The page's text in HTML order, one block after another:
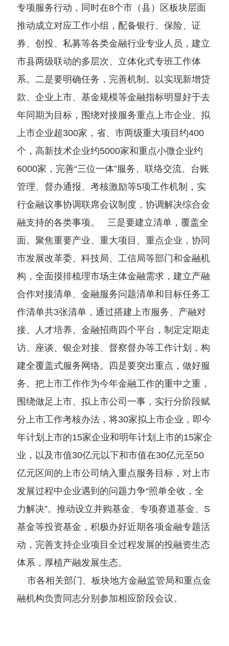
专项服务行动，同时在8个市（县）区板块层面
推动成立对应工作小组，配备银行、保险、证
券、创投、私募等各类金融行业专业人员，建立
市县两级联动的多层次、立体化式专班工作体
系。二是要明确任务，完善机制。以实现新增贷
款、企业上市、基金规模等金融指标明显好于去
年同期为目标，围绕对接服务重点上市企业、拟
上市企业超300家，省、市两级重大项目约400
个，高新技术企业约5000家和重点小微企业约
6000家，完善“三位一体”服务、联络交流、台账
管理、督办通报、考核激励等5项工作机制，实
行金融议事协调联席会议制度，协调解决综合金
融支持的各类事项。 三是要建立清单，覆盖全
面。聚焦重要产业、重大项目、重点企业，协同
市发展改革委、科技局、工信局等部门和金融机
构，全面摸排梳理市场主体金融需求，建立产融
合作对接清单、金融服务问题清单和目标任务工
作清单共3张清单，通过搭建上市服务、产融对
接、人才培养、金融招商四个平台，制定定期走
访、座谈、银企对接、督察督办等工作计划，构
建全覆盖式服务网络。四是要突出重点，做好服
务。把上市工作作为今年金融工作的重中之重，
围绕做足上市、拟上市公司一事，实行分阶段赋
分上市工作考核办法，将30家拟上市企业，即今
年计划上市的15家企业和明年计划上市的15家企
业，以及市值30亿元以下和市值在30亿元至50
亿元区间的上市公司纳入重点服务目标，对上市
发展过程中企业遇到的问题力争“照单全收，全
力解决”。推动设立并购基金、专项赛道基金、S
基金等投资基金，积极办好近期各项金融专题活
动，完善支持企业项目全过程发展的投融资生态
体系，厚植产融发展生态。
市各相关部门、板块地方金融监管局和重点金
融机构负责同志分别参加相应阶段会议。